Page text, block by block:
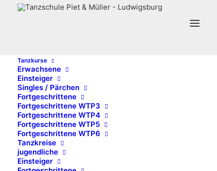
Tanzkurse
Erwachsene
Einsteiger
Singles / Pärchen
Fortgeschrittene
Fortgeschrittene WTP3
Fortgeschrittene WTP4
Fortgeschrittene WTP5
Fortgeschrittene WTP6
Tanzkreise
jugendliche
Einsteiger
Month: September 2024